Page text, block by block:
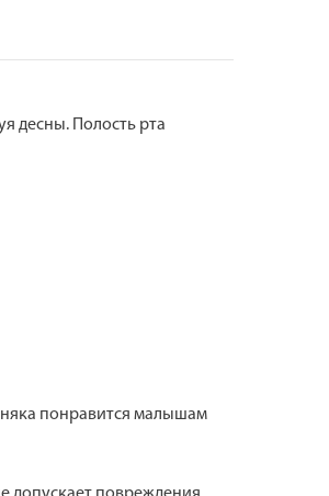
десны. Полость рта
понравится малышам